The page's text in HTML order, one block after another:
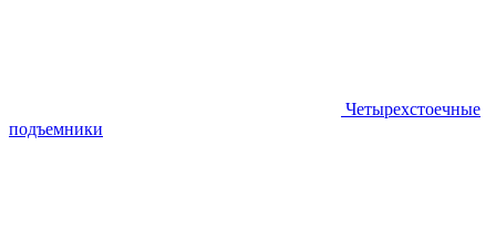
Четырехстоечные
подъемники